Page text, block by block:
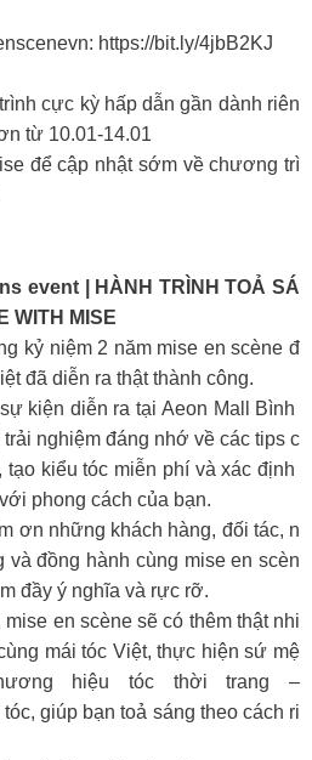
https://bit.ly/4jbB2KJ
cực kỳ hấp dẫn gần dành riên
từ 10.01-14.01
để cập nhật sớm về chương trì
event | HÀNH TRÌNH TOẢ SÁ
WITH MISE
kỷ niệm 2 năm mise en scène đ
đã diễn ra thật thành công.
kiện diễn ra tại Aeon Mall Bình
nghiệm đáng nhớ về các tips c
tạo kiểu tóc miễn phí và xác định
phong cách của bạn.
ơn những khách hàng, đối tác, n
đồng hành cùng mise en scèn
đầy ý nghĩa và rực rỡ.
en scène sẽ có thêm thật nhi
mái tóc Việt, thực hiện sứ mệ
hiệu tóc thời trang –
giúp bạn toả sáng theo cách ri